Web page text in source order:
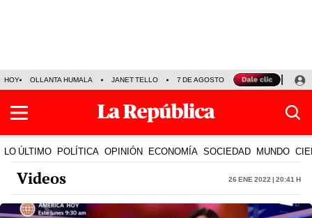
HOY OLLANTA HUMALA JANET TELLO 7 DE AGOSTO TINKA RESULTADOS
LO ÚLTIMO POLÍTICA OPINIÓN ECONOMÍA SOCIEDAD MUNDO
Videos 26 Ene 2022 | 20:41 h